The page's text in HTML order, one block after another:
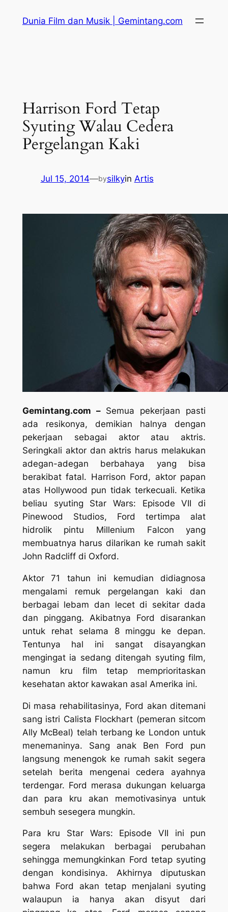
Dunia Film dan Musik | Gemintang.com
Harrison Ford Tetap
Syuting Walau Cedera
Pergelangan Kaki
Jul 15, 2014—bysilkyin Artis
Gemintang.com – Semua pekerjaan pasti
ada resikonya, demikian halnya dengan
pekerjaan sebagai aktor atau aktris.
Seringkali aktor dan aktris harus melakukan
adegan-adegan berbahaya yang bisa
berakibat fatal. Harrison Ford, aktor papan
atas Hollywood pun tidak terkecuali. Ketika
beliau syuting Star Wars: Episode VIIdi
Pinewood Studios, Ford tertimpa alat
hidrolik pintu Millenium Falcon yang
membuatnya harus dilarikan ke rumah sakit
John Radcliff di Oxford.
Aktor 71 tahun ini kemudian didiagnosa
mengalami remuk pergelangan kaki dan
berbagai lebam dan lecet di sekitar dada
dan pinggang. Akibatnya Ford disarankan
untuk rehat selama 8 minggu ke depan.
Tentunya hal ini sangat disayangkan
mengingat ia sedang ditengah syuting film,
namun kru film tetap memprioritaskan
kesehatan aktor kawakan asal Amerika ini.
Di masa rehabilitasinya, Ford akan ditemani
sang istri Calista Flockhart (pemeran sitcom
Ally McBeal) telah terbang ke London untuk
menemaninya. Sang anak Ben Ford pun
langsung menengok ke rumah sakit segera
setelah berita mengenai cedera ayahnya
terdengar. Ford merasa dukungan keluarga
dan para kru akan memotivasinya untuk
sembuh sesegera mungkin.
Para kru Star Wars: Episode VII ini pun
segera melakukan berbagai perubahan
sehingga memungkinkan Ford tetap syuting
dengan kondisinya. Akhirnya diputuskan
bahwa Ford akan tetap menjalani syuting
walaupun ia hanya akan disyut dari